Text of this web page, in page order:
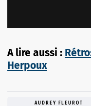
A lire aussi :
Herpoux
AUDREY FLEUROT